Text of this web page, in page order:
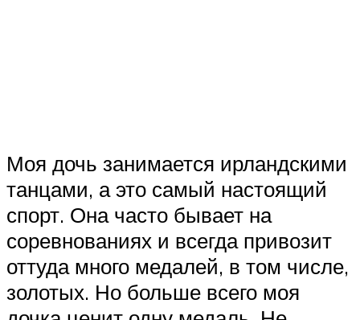
Моя дочь занимается ирландскими
танцами, а это самый настоящий
спорт. Она часто бывает на
соревнованиях и всегда привозит
оттуда много медалей, в том числе,
золотых. Но больше всего моя